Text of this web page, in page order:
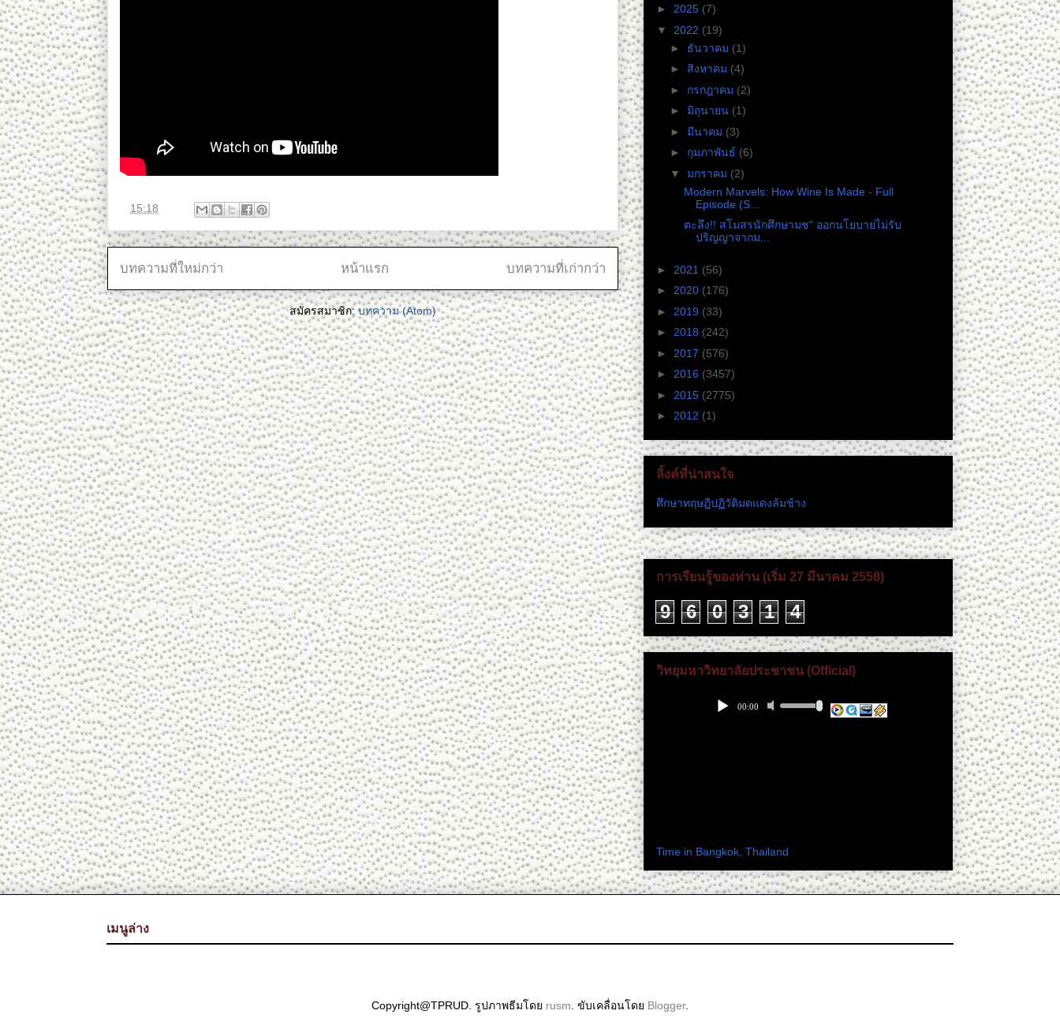
15:18
บทความที่ใหม่กว่า บทความที่เก่ากว่า
หน้าแรก
สมัครสมาชิก:บทความ (Atom)
► 2025 (7)
▼ 2022 (19)
► ธันวาคม (1)
► สิงหาคม (4)
► กรกฎาคม (2)
► มิถุนายน (1)
► มีนาคม (3)
► กุมภาพันธ์ (6)
▼ มกราคม (2)
Modern Marvels: How Wine Is Made - Full
Episode (S...
ตะลึง!! สโมสรนักศึกษามช" ออกนโยบายไม่รับ
ปริญญาจากม...
► 2021 (56)
► 2020 (176)
► 2019 (33)
► 2018 (242)
► 2017 (576)
► 2016 (3457)
► 2015 (2775)
► 2012 (1)
ลิ้งค์ที่น่าสนใจ
ศึกษาทฤษฎีปฏิวัติมดแดงล้มช้าง
การเรียนรู้ของท่าน (เริ่ม 27 มีนาคม 2558)
9 6 0 3 1 4
วิทยุมหาวิทยาลัยประชาชน (Official)
Time in Bangkok, Thailand
เมนูล่าง
Copyright@TPRUD. รูปภาพธีมโดย rusm. ขับเคลื่อนโดย Blogger.